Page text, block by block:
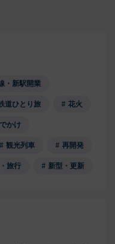
・新駅開業
道ひとり旅 花火
かけ
観光列車 再開発
旅行 新型・更新